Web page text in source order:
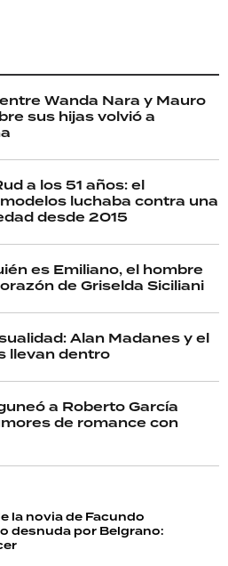
Wanda Nara y Mauro
sus hijas volvió a
a los 51 años: el
luchaba contra una
desde 2015
es Emiliano, el hombre
de Griselda Siciliani
Alan Madanes y el
llevan dentro
a Roberto García
de romance con
la novia de Facundo
desnuda por Belgrano: